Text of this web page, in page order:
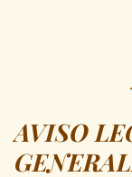
AVISO